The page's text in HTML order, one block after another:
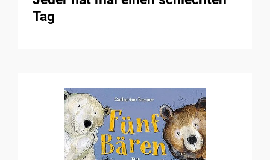
Tag